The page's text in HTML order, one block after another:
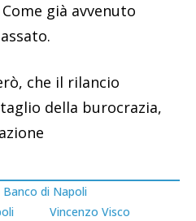
già avvenuto
che il rilancio
della burocrazia,
Banco di Napoli
Vincenzo Visco